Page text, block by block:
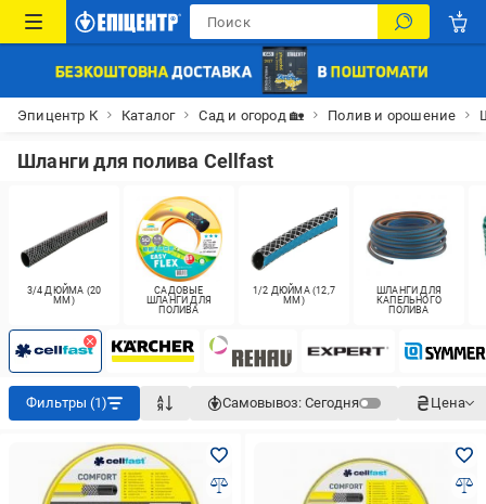
Эпицентр К Каталог Сад и огород 🏡 Полив и орошение
Шланги для полива Cellfast
3/4 ДЮЙМА (20
ММ)
САДОВЫЕ
ШЛАНГИ ДЛЯ
ПОЛИВА
1/2 ДЮЙМА (12,7
ММ)
ШЛАНГИ ДЛЯ
КАПЕЛЬНОГО
ПОЛИВА
Фильтры (1) Самовывоз: Сегодня Цена